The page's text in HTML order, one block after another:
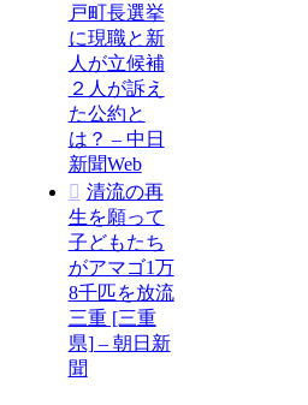
戸町長選挙
に現職と新
人が立候補
２人が訴え
た公約と
は？ – 中日
新聞Web
清流の再
生を願って
子どもたち
がアマゴ1万
8千匹を放流
三重 [三重
県] – 朝日新
聞